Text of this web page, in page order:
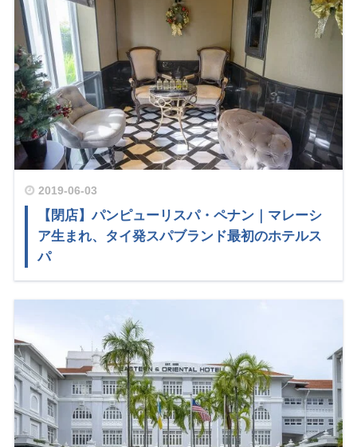
2019-06-03
【閉店】パンピューリスパ・ペナン｜マレーシ
ア生まれ、タイ発スパブランド最初のホテルス
パ